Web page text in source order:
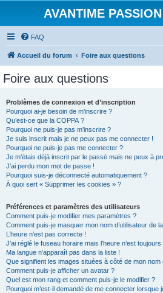
AVANTIME
FAQ
Accueil du forum Foire aux questions
Foire aux questions
Problèmes de connexion et d’inscription
Pourquoi ai-je besoin de m’inscrire ?
Qu’est-ce que la COPPA ?
Pourquoi ne puis-je pas m’inscrire ?
Je suis inscrit mais je ne peux pas me connecter !
Pourquoi ne puis-je pas me connecter ?
Je m’étais déjà inscrit par le passé mais ne peux à
J’ai perdu mon mot de passe !
Pourquoi suis-je déconnecté automatiquement ?
À quoi sert « Supprimer les cookies » ?
Préférences et paramètres des utilisateurs
Comment puis-je modifier mes paramètres ?
Comment puis-je masquer mon nom d’utilisateur de
L’heure n’est pas correcte !
J’ai réglé le fuseau horaire mais l’heure n’est
Ma langue n’apparaît pas dans la liste !
Que signifient les images situées à côté de mon nom
Comment puis-je afficher un avatar ?
Quel est mon rang et comment puis-je le modifier ?
Pourquoi m’est-il demandé de me connecter lorsque